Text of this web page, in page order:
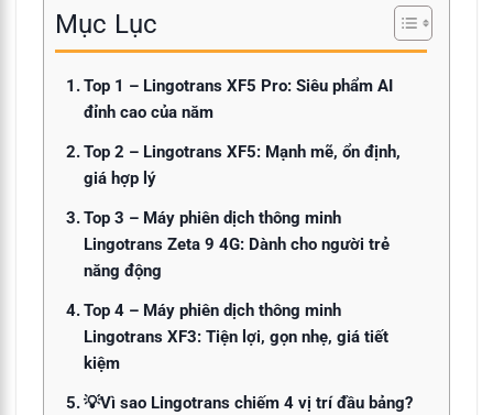
Mục Lục
Top 1 – Lingotrans XF5 Pro: Siêu phẩm AI
đỉnh cao của năm
Top 2 – Lingotrans XF5: Mạnh mẽ, ổn định,
giá hợp lý
Top 3 – Máy phiên dịch thông minh
Lingotrans Zeta 9 4G: Dành cho người trẻ
năng động
Top 4 – Máy phiên dịch thông minh
Lingotrans XF3: Tiện lợi, gọn nhẹ, giá tiết
kiệm
💡Vì sao Lingotrans chiếm 4 vị trí đầu bảng?